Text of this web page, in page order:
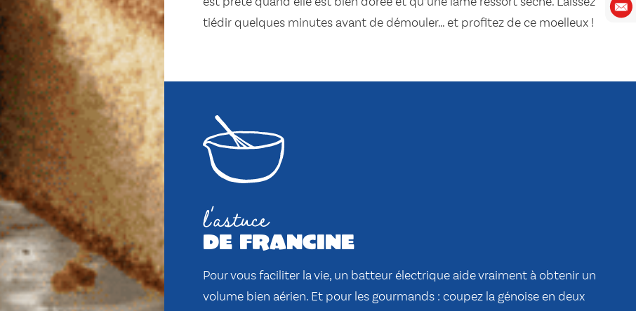
tiédir quelques minutes avant de démouler… et profitez de ce moelleux !
l'astuce
de francine
Pour vous faciliter la vie, un batteur électrique aide vraiment à obtenir un
volume bien aérien. Et pour les gourmands : coupez la génoise en deux